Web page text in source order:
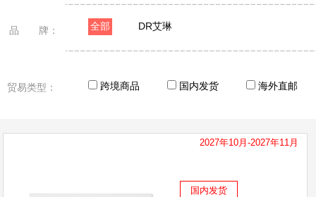
品 牌： 全部 DR艾琳
贸易类型： 跨境商品 国内发货 海外直邮
2027年10月-2027年11月
国内发货